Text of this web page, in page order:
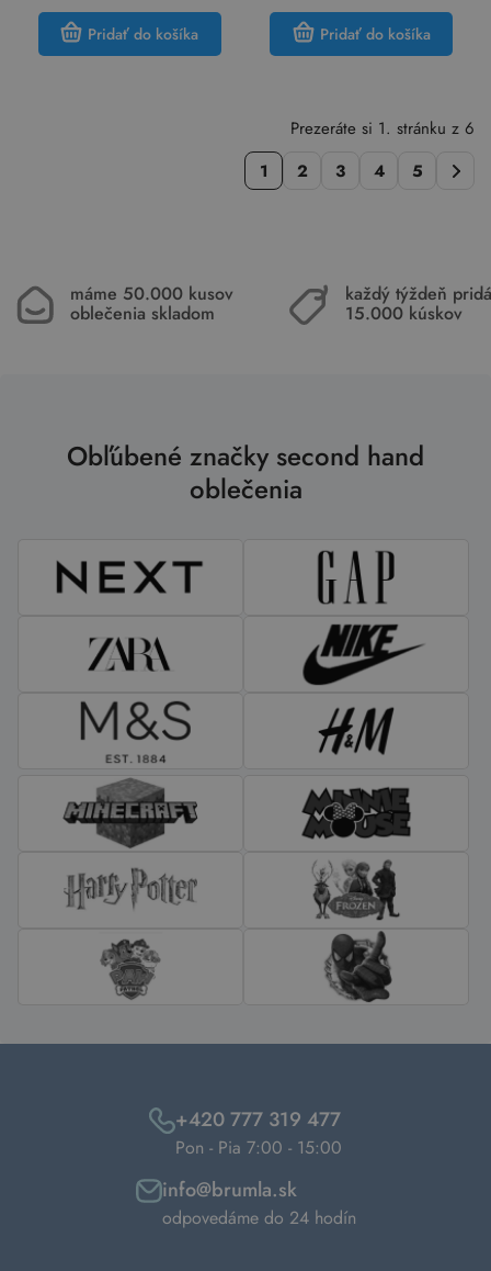
Pridať do košíka Pridať do košíka
Prezeráte si 1. stránku z 6
1
2 3 4 5
máme 50.000 kusov
oblečenia skladom
každý týždeň
15.000 kúskov
Obľúbené značky second hand
oblečenia
+420 777 319 477
Pon - Pia 7:00 - 15:00
info@brumla.sk
odpovedáme do 24 hodín